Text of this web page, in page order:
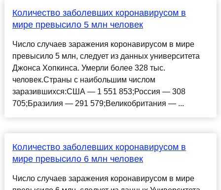
Количество заболевших коронавирусом в
мире превысило 5 млн человек
Число случаев заражения коронавирусом в мире
превысило 5 млн, следует из данных университета
Джонса Хопкинса. Умерли более 328 тыс.
человек.Страны с наибольшим числом
заразившихся:США — 1 551 853;Россия — 308
705;Бразилия — 291 579;Великобритания — ...
Количество заболевших коронавирусом в
мире превысило 6 млн человек
Число случаев заражения коронавирусом в мире